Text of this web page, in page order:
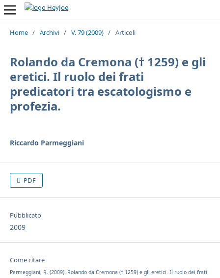
Home / Archivi / V. 79 (2009) / Articoli
Rolando da Cremona († 1259) e gli
eretici. Il ruolo dei frati
predicatori tra escatologismo e
profezia.
Riccardo Parmeggiani
PDF
Pubblicato
2009
Come citare
Parmeggiani, R. (2009). Rolando da Cremona († 1259) e gli eretici. Il ruolo dei frati